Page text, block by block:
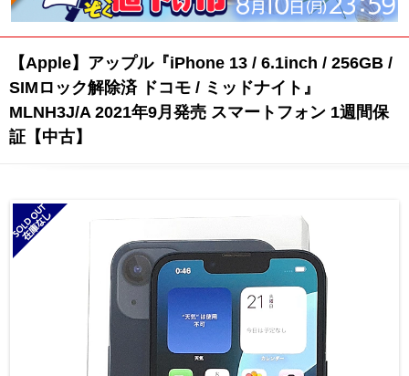
【Apple】アップル『iPhone 13 / 6.1inch / 256GB /
SIMロック解除済 ドコモ / ミッドナイト』
MLNH3J/A 2021年9月発売 スマートフォン 1週間保
証【中古】